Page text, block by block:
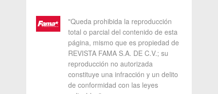
"Queda prohibida la reproducción
total o parcial del contenido de esta
página, mismo que es propiedad de
REVISTA FAMA S.A. DE C.V.; su
reproducción no autorizada
constituye una infracción y un delito
de conformidad con las leyes